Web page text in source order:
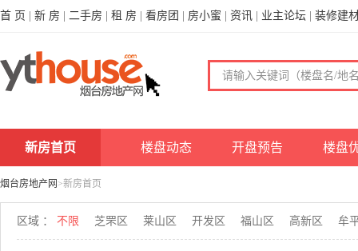
首 页 新 房 二手房 租 房 看房团 房小蜜 资讯 业主论坛 装修建
新房首页 楼盘动态 开盘预告 楼盘
烟台房地产网 >新房首页
区域 ： 不限 芝罘区 莱山区 开发区 福山区 高新区 牟